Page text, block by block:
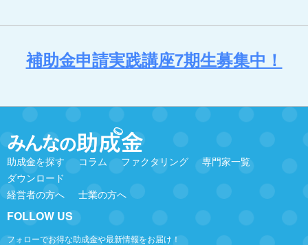
補助金申請実践講座7期生募集中！
助成金を探す コラム ファクタリング
専門家一覧
ダウンロード
経営者の方へ
士業の方へ
FOLLOW US
フォローでお得な助成金や最新情報をお届け！